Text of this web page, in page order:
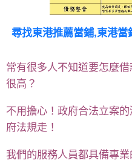
尋找東港推薦當鋪,東港
常有很多人不知道要怎麼
很高？
不用擔心！政府合法立案
府法規走！
我們的服務人員都具備專